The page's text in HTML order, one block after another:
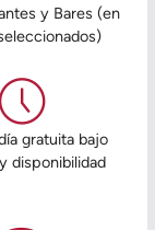
y Bares (en
gratuita bajo
disponibilidad